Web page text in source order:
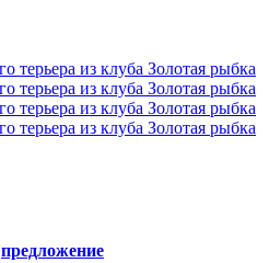
предложение